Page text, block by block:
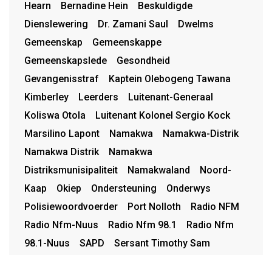
Hearn
Bernadine Hein
Beskuldigde
Dienslewering
Dr. Zamani Saul
Dwelms
Gemeenskap
Gemeenskappe
Gemeenskapslede
Gesondheid
Gevangenisstraf
Kaptein Olebogeng Tawana
Kimberley
Leerders
Luitenant-Generaal
Koliswa Otola
Luitenant Kolonel Sergio Kock
Marsilino Lapont
Namakwa
Namakwa-Distrik
Namakwa Distrik
Namakwa
Distriksmunisipaliteit
Namakwaland
Noord-
Kaap
Okiep Ondersteuning
Onderwys
Polisiewoordvoerder
Port Nolloth
Radio NFM
Radio Nfm-Nuus
Radio Nfm 98.1
Radio Nfm
98.1-Nuus
SAPD
Sersant Timothy Sam